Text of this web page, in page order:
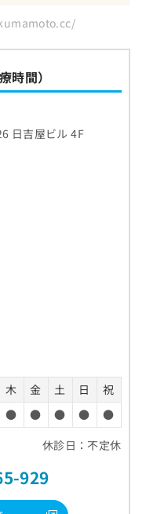
時間）
日吉屋ビル 4F
木 金 土 日
祝
● ● ● ●
●
休診日：不定休
929